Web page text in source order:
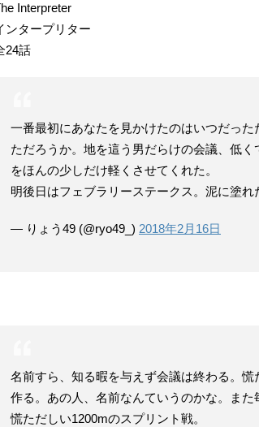
Interpreter
ンタープリター
24話
一番最初にあなたを見かけたのはいつだっ
ただろうか。地を這う男だらけの会議、低
をほんの少しだけ軽くさせてくれた。
明後日はフェブラリーステークス。泥に塗
— りょう49 (@ryo49_) 2018年2月16日
名前すら、知る暇を与えず会議は終わる。
作る。あの人、名前なんていうのかな。また
慌ただしい1200mのスプリント戦。